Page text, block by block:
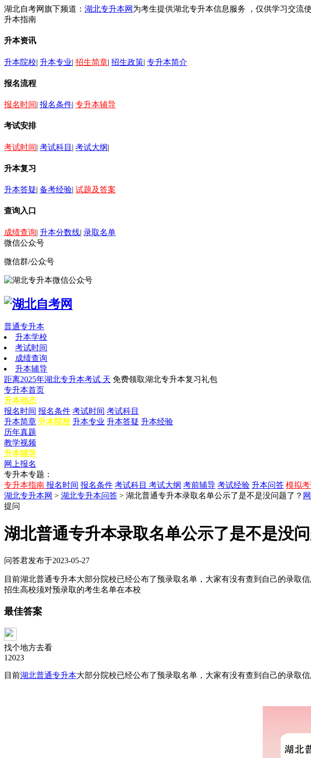
湖北自考网旗下频道： 湖北专升本网 为考生提供湖北专升本信息服务 ，仅供学习交流
升本指南
升本资讯
升本院校| 升本专业| 招生简章| 招生政策| 专升本简介
报名流程
报名时间| 报名条件| 专升本辅导
考试安排
考试时间| 考试科目 | 考试大纲|
升本复习
升本答疑| 备考经验| 试题及答案
查询入口
成绩查询| 升本分数线| 录取名单
微信公众号
微信群/公众号
普通专升本
升本学校
考试时间
成绩查询
升本辅导
距离2025年湖北专升本考试 天 免费领取湖北专升本复习礼包
专升本首页
升本动态
报名时间 报名条件 考试时间 考试科目
升本简章 升本院校 升本专业 升本答疑 升本经验
历年真题
教学视频
升本辅导
网上报名
专升本专题：
专升本指南 报名时间 报名条件 考试科目 考试大纲 考前辅导 考试经验 升本问答 模拟
湖北专升本网 > 湖北专升本问答 > 湖北普通专升本录取名单公示了是不是没问题了？
提问
湖北普通专升本录取名单公示了是不是没
问答君发布于2023-05-27
目前湖北普通专升本大部分院校已经公布了预录取名单，大家有没有查到自己的录取
招生高校须对预录取的考生名单在本校
最佳答案
找个地方去看
12023
目前湖北普通专升本大部分院校已经公布了预录取名单，大家有没有查到自己的录取